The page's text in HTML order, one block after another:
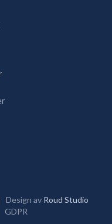
Design av Roud Studio
GDPR